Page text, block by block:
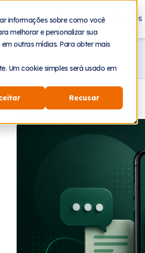
informações sobre como você
melhorar e personalizar sua
outras mídias. Para obter mais
Um cookie simples será usado em
Recusar
Recursos Planos